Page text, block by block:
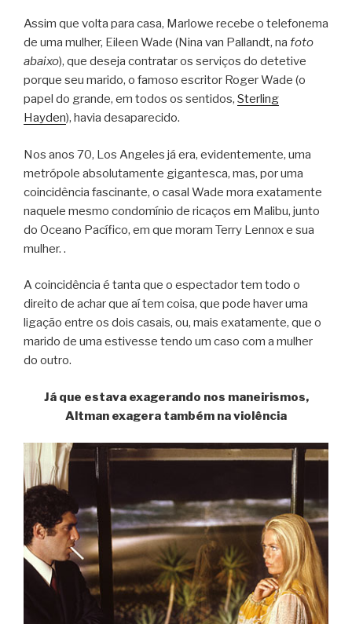
Assim que volta para casa, Marlowe recebe o telefonema
de uma mulher, Eileen Wade (Nina van Pallandt, na foto
abaixo), que deseja contratar os serviços do detetive
porque seu marido, o famoso escritor Roger Wade (o
papel do grande, em todos os sentidos, Sterling
Hayden), havia desaparecido.
Nos anos 70, Los Angeles já era, evidentemente, uma
metrópole absolutamente gigantesca, mas, por uma
coincidência fascinante, o casal Wade mora exatamente
naquele mesmo condomínio de ricaços em Malibu, junto
do Oceano Pacífico, em que moram Terry Lennox e sua
mulher. .
A coincidência é tanta que o espectador tem todo o
direito de achar que aí tem coisa, que pode haver uma
ligação entre os dois casais, ou, mais exatamente, que o
marido de uma estivesse tendo um caso com a mulher
do outro.
Já que estava exagerando nos maneirismos,
Altman exagera também na violência